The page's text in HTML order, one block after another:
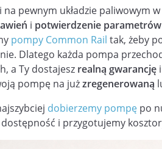
na pewnym układzie paliwowym
i potwierdzenie
pompy Common Rail tak, żeby
Dlatego każda pompa
a Ty dostajesz realną gwarancję
pompę na jużzregenerowaną
dobierzemy pompę po
i przygotujemy